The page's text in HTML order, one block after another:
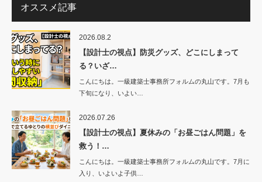
オススメ記事
2026.08.2
【設計士の視点】防災グッズ、どこにしまって
る？いざ…
こんにちは。一級建築士事務所フォルムの丸山です。7月も
下旬になり、いよい…
2026.07.26
【設計士の視点】夏休みの「お昼ごはん問題」を
救う！…
こんにちは。一級建築士事務所フォルムの丸山です。7月に
入り、いよいよ子供…